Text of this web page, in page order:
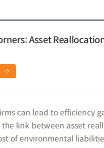
Asset
can lead to efficiency
link between asset
of environmental